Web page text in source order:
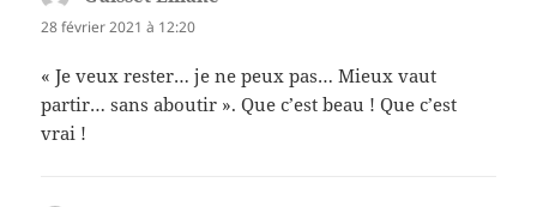
28 février 2021 à 12:20
« Je veux rester… je ne peux pas… Mieux vaut
partir… sans aboutir ». Que c’est beau ! Que c’est
vrai !